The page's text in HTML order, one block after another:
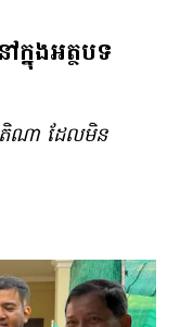
នុងអត្ថបទ
មតិ​ណា ដែល​មិន​